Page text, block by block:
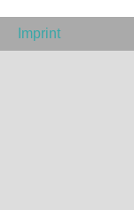
Imprint